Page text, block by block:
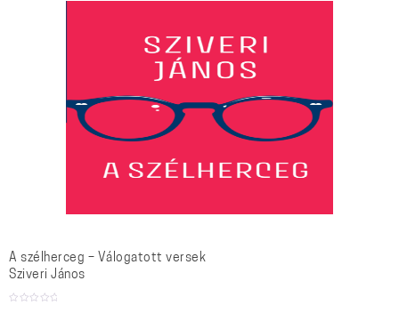
A szélherceg – Válogatott versek
Sziveri János